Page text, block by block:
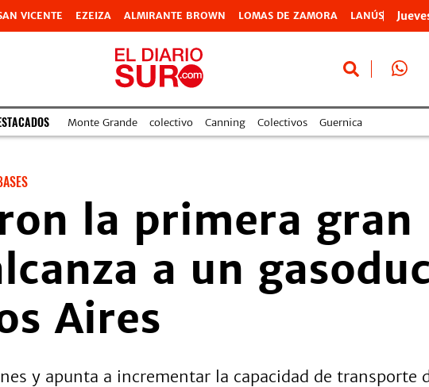
VICENTE EZEIZA ALMIRANTE BROWN LOMAS DE ZAMORA LANÚS
Monte Grande colectivo Canning Colectivos Guernica
la primera gran
a un
Aires
y apunta a incrementar la capacidad de transporte